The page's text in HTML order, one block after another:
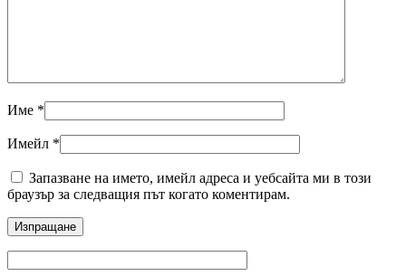
Име *
Имейл *
Запазване на името, имейл адреса и уебсайта ми в този
браузър за следващия път когато коментирам.